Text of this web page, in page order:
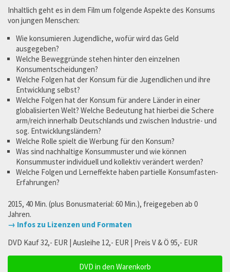
Inhaltlich geht es in dem Film um folgende Aspekte des Konsums
von jungen Menschen:
Wie konsumieren Jugendliche, wofür wird das Geld
ausgegeben?
Welche Beweggründe stehen hinter den einzelnen
Konsumentscheidungen?
Welche Folgen hat der Konsum für die Jugendlichen und ihre
Entwicklung selbst?
Welche Folgen hat der Konsum für andere Länder in einer
globalisierten Welt? Welche Bedeutung hat hierbei die Schere
arm/reich innerhalb Deutschlands und zwischen Industrie- und
sog. Entwicklungsländern?
Welche Rolle spielt die Werbung für den Konsum?
Was sind nachhaltige Konsummuster und wie können
Konsummuster individuell und kollektiv verändert werden?
Welche Folgen und Lerneffekte haben partielle Konsumfasten-
Erfahrungen?
2015, 40 Min. (plus Bonusmaterial: 60 Min.), freigegeben ab 0
Jahren.
→ Infos zu Lizenzen und Formaten
DVD Kauf 32,- EUR | Ausleihe 12,- EUR | Preis V & Ö 95,- EUR
DVD in den Warenkorb